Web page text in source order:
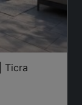
Ticra